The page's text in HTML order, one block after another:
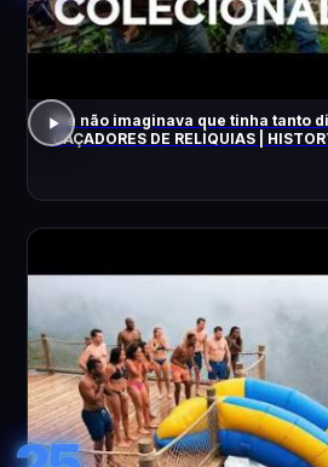
Ele não imaginava que tinha tanto
CAÇADORES DE RELÍQUIAS |